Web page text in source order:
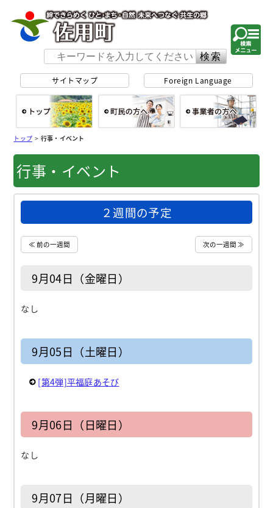
サイトマップ Foreign Language
トップ>行事・イベント
行事・イベント
２週間の予定
≪ 前の一週間 次の一週間 ≫
9月04日（金曜日）
なし
9月05日（土曜日）
[第4弾]平福庭あそび
9月06日（日曜日）
なし
9月07日（月曜日）